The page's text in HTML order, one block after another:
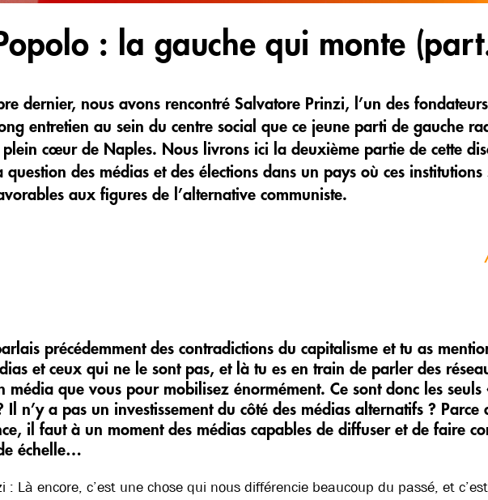
: la gauche qui monte
dernier, nous avons rencontré Salvatore Prinzi, l’un des
entretien au sein du centre social que ce jeune parti de gauche
cœur de Naples. Nous livrons ici la deuxième partie de cette
des médias et des élections dans un pays où ces institutions
aux figures de l’alternative communiste.
précédemment des contradictions du capitalisme et tu as
et ceux qui ne le sont pas, et là tu es en train de parler des
média que vous pour mobilisez énormément. Ce sont donc les seuls
Il n’y a pas un investissement du côté des médias alternatifs ? Parce
il faut à un moment des médias capables de diffuser et de faire
échelle…
: Là encore, c’est une chose qui nous différencie beaucoup du passé, et